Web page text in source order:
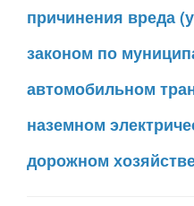
причинения вреда
законом по
автомобильном
наземном
дорожном